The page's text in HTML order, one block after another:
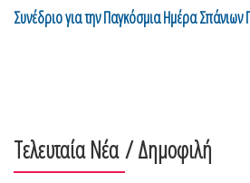
Συνέδριο για την Παγκόσμια Ημέρα
Τελευταία Νέα/ Δημοφιλή